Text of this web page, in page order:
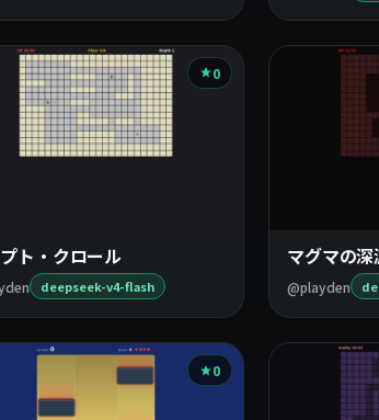
0
ト・クロール
deepseek-v4-flash
マグマの深
@playden
0